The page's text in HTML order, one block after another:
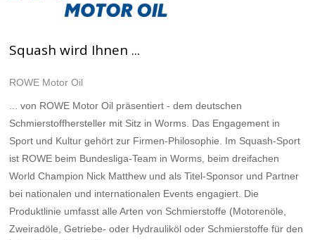
Squash wird Ihnen ...
ROWE Motor Oil
... von ROWE Motor Oil präsentiert - dem deutschen
Schmierstoffhersteller mit Sitz in Worms. Das Engagement in
Sport und Kultur gehört zur Firmen-Philosophie. Im Squash-Sport
ist ROWE beim Bundesliga-Team in Worms, beim dreifachen
World Champion Nick Matthew und als Titel-Sponsor und Partner
bei nationalen und internationalen Events engagiert. Die
Produktlinie umfasst alle Arten von Schmierstoffe (Motorenöle,
Zweiradöle, Getriebe- oder Hydrauliköl oder Schmierstoffe für den